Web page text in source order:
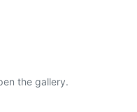
the gallery.